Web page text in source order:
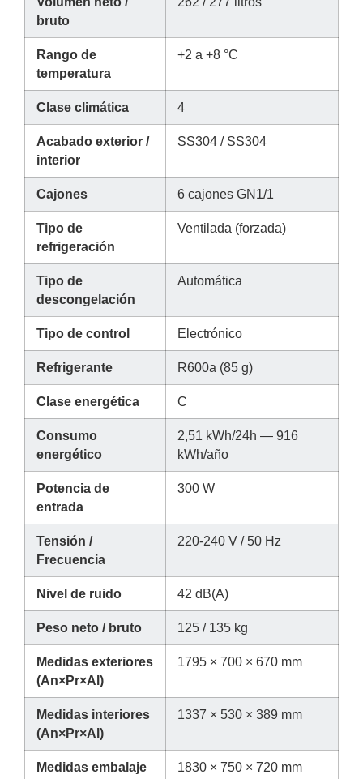
bruto
Rango de
temperatura
+2 a +8 °C
Clase climática 4
Acabado exterior /
interior
SS304 / SS304
Cajones 6 cajones GN1/1
Tipo de
refrigeración
Ventilada (forzada)
Tipo de
descongelación
Automática
Tipo de control Electrónico
Refrigerante R600a (85 g)
Clase energética C
Consumo
energético
2,51 kWh/24h — 916
kWh/año
Potencia de
entrada
300 W
Tensión /
Frecuencia
220-240 V / 50 Hz
Nivel de ruido 42 dB(A)
Peso neto / bruto 125 / 135 kg
Medidas exteriores
(An×Pr×Al)
1795 × 700 × 670 mm
Medidas interiores
(An×Pr×Al)
1337 × 530 × 389 mm
Medidas embalaje
1830 × 750 × 720 mm